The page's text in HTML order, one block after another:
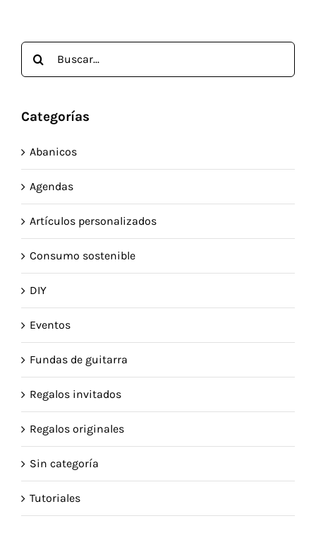
Categorías
Abanicos
Agendas
Artículos personalizados
Consumo sostenible
DIY
Eventos
Fundas de guitarra
Regalos invitados
Regalos originales
Sin categoría
Tutoriales